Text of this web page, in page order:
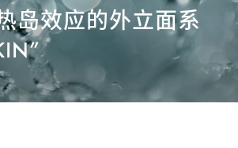
岛效应的外立面系